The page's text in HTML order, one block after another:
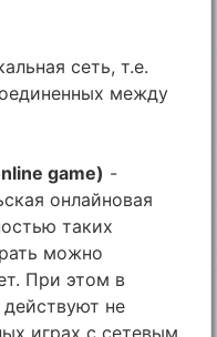
сеть, т.е.
между
game) -
онлайновая
таких
можно
При этом в
не
играх с сетевым